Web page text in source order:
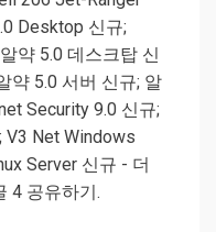
Desktop 신규;
약 5.0 데스크탑 신
약 5.0 서버 신규; 알
Security 9.0 신규;
V3 Net Windows
Server 신규 - 더
4 공유하기.